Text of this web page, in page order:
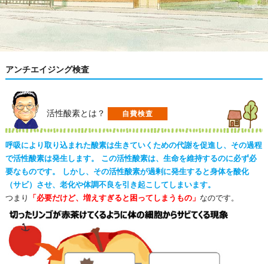
アンチエイジング検査
活性酸素とは？ 自費検査
呼吸により取り込まれた酸素は生きていくための代謝を促進し、その過程
で活性酸素は発生します。 この活性酸素は、生命を維持するのに必ず必
要なものです。 しかし、その活性酸素が過剰に発生すると身体を酸化
（サビ）させ、老化や体調不良を引き起こしてしまいます。
つまり
「必要だけど、増えすぎると困ってしまうもの」 なのです。